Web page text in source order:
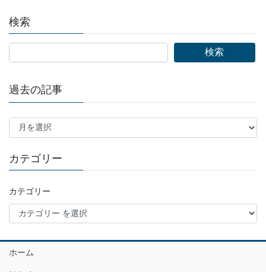
検索
検索
過去の記事
ー
イ
ブ
カテゴリー
カテゴリー
ホーム